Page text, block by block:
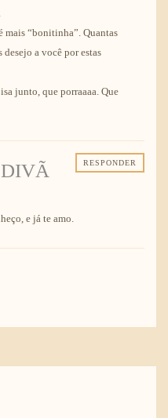
mais “bonitinha”. Quantas
a você por estas
junto, que porraaaa. Que
RESPONDER
e já te amo.